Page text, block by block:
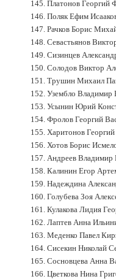
145. Платонов Георгий
146. Поляк Ефим
147. Рачков Борис
148. Севастьянов
149. Сизинцев
150. Солодов Виктор
151. Трушин Михаил
152. Узембло Владимир
153. Усынин Юрий
154. Фролов Георгий
155. Харитонов
156. Хотов Борис
157. Андреев Владимир
158. Калинин Егор
159. Надеждина
160. Голубева Зоя
161. Кулакова Лидия
162. Лаптев Анна
163. Меденко Павел
164. Сисекин Николай
165. Сосновцева Анна
166. Цветкова Нина